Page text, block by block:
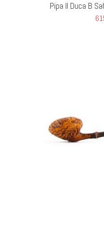
Pipa Il Duca B